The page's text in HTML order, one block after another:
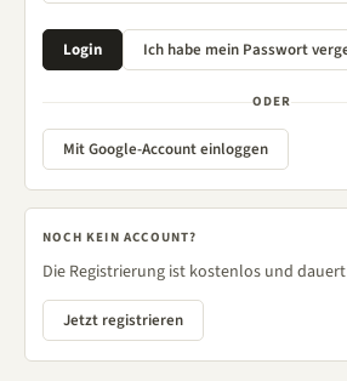
ODER
Mit Google-Account einloggen
NOCH KEIN ACCOUNT?
Die Registrierung ist kostenlos und
Jetzt registrieren